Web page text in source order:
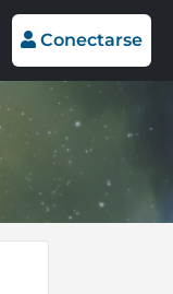
Conectarse